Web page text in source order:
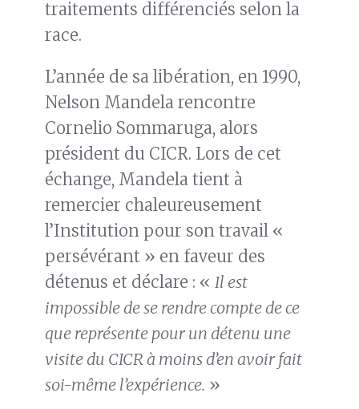
traitements différenciés selon la
race.
L’année de sa libération, en 1990,
Nelson Mandela rencontre
Cornelio Sommaruga, alors
président du CICR. Lors de cet
échange, Mandela tient à
remercier chaleureusement
l’Institution pour son travail «
persévérant » en faveur des
détenus et déclare : « Il est
impossible de se rendre compte de ce
que représente pour un détenu une
visite du CICR à moins d’en avoir fait
soi-même l’expérience. »